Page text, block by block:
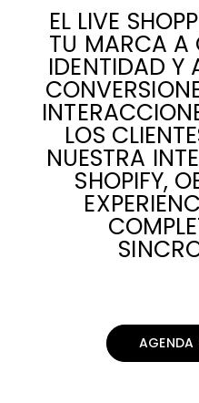
EL LIVE
TU MARCA A
IDENTIDAD Y
LOS
NUESTRA
SHOPIFY,
AGENDA